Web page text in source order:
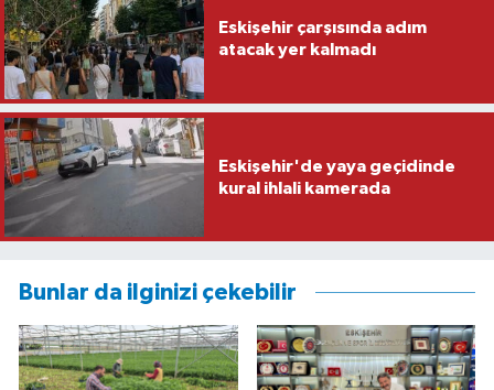
Eskişehir çarşısında adım
atacak yer kalmadı
Eskişehir'de yaya geçidinde
kural ihlali kamerada
Bunlar da ilginizi çekebilir